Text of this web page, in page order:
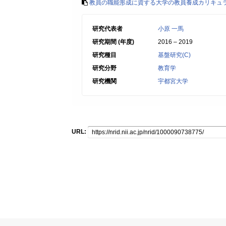
教員の職能形成に資する大学の教員養成カリキュ
研究代表者
小原 一馬
研究期間 (年度)
2016 – 2019
研究種目
基盤研究(C)
研究分野
教育学
研究機関
宇都宮大学
URL: